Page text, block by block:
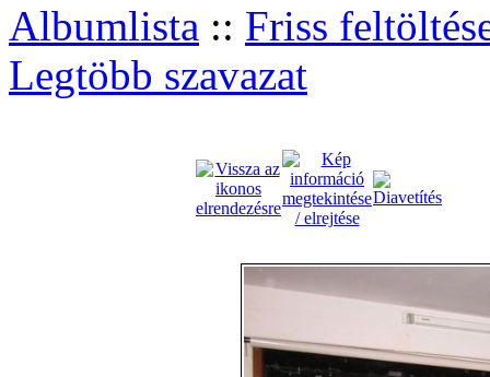
Albumlista :: Friss
Legtöbb szavazat